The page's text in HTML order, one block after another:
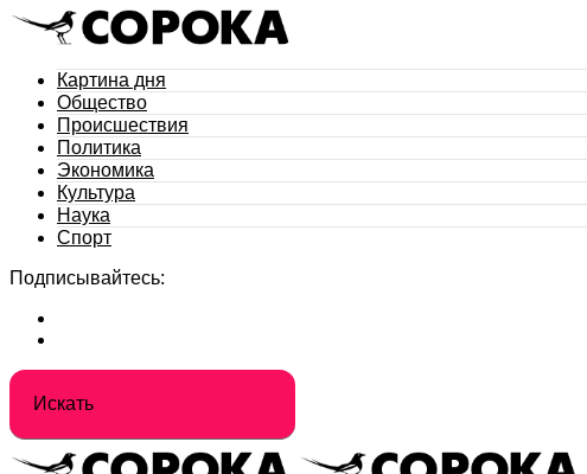
Картина дня
Общество
Происшествия
Политика
Экономика
Культура
Наука
Спорт
Подписывайтесь: